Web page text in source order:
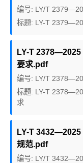
编号: LY/T
标题: LY-T
LY-T 2378—2025
要求.pdf
编号: LY/T
标题: LY-T
求
LY-T 3432—2025
规范.pdf
编号: LY/T